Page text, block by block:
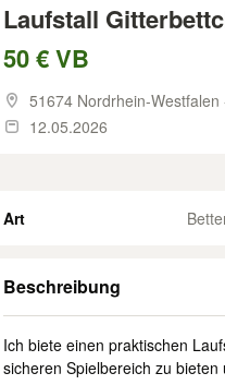
Laufstall
50 € VB
51674 Nordrhein-Westfalen
12.05.2026
Art
Beschreibung
Ich biete einen praktischen
sicheren Spielbereich zu